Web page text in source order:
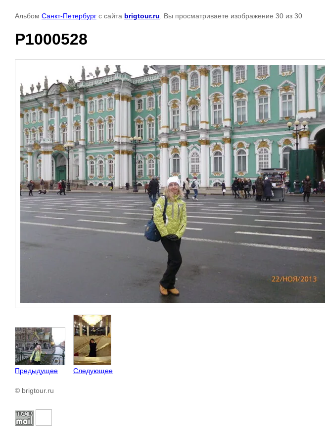
Альбом Санкт-Петербург с сайта brigtour.ru . Вы просматриваете изображение 30 из 30
P1000528
Предыдущее Следующее
© brigtour.ru